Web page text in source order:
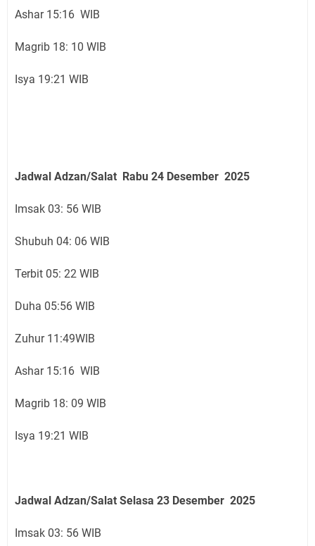
Ashar 15:16 WIB
Magrib 18: 10 WIB
Isya 19:21 WIB
Jadwal Adzan/Salat Rabu 24 Desember 2025
Imsak 03: 56 WIB
Shubuh 04: 06 WIB
Terbit 05: 22 WIB
Duha 05:56 WIB
Zuhur 11:49WIB
Ashar 15:16 WIB
Magrib 18: 09 WIB
Isya 19:21 WIB
Jadwal Adzan/Salat Selasa 23 Desember 2025
Imsak 03: 56 WIB